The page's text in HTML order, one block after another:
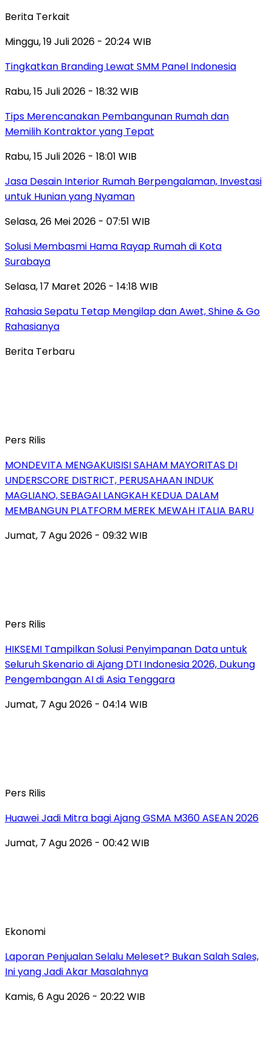
Berita Terkait
Minggu, 19 Juli 2026 - 20:24 WIB
Tingkatkan Branding Lewat SMM Panel Indonesia
Rabu, 15 Juli 2026 - 18:32 WIB
Tips Merencanakan Pembangunan Rumah dan
Memilih Kontraktor yang Tepat
Rabu, 15 Juli 2026 - 18:01 WIB
Jasa Desain Interior Rumah Berpengalaman, Investasi
untuk Hunian yang Nyaman
Selasa, 26 Mei 2026 - 07:51 WIB
Solusi Membasmi Hama Rayap Rumah di Kota
Surabaya
Selasa, 17 Maret 2026 - 14:18 WIB
Rahasia Sepatu Tetap Mengilap dan Awet, Shine & Go
Rahasianya
Berita Terbaru
Pers Rilis
MONDEVITA MENGAKUISISI SAHAM MAYORITAS DI
UNDERSCORE DISTRICT, PERUSAHAAN INDUK
MAGLIANO, SEBAGAI LANGKAH KEDUA DALAM
MEMBANGUN PLATFORM MEREK MEWAH ITALIA BARU
Jumat, 7 Agu 2026 - 09:32 WIB
Pers Rilis
HIKSEMI Tampilkan Solusi Penyimpanan Data untuk
Seluruh Skenario di Ajang DTI Indonesia 2026, Dukung
Pengembangan AI di Asia Tenggara
Jumat, 7 Agu 2026 - 04:14 WIB
Pers Rilis
Huawei Jadi Mitra bagi Ajang GSMA M360 ASEAN 2026
Jumat, 7 Agu 2026 - 00:42 WIB
Ekonomi
Laporan Penjualan Selalu Meleset? Bukan Salah Sales,
Ini yang Jadi Akar Masalahnya
Kamis, 6 Agu 2026 - 20:22 WIB